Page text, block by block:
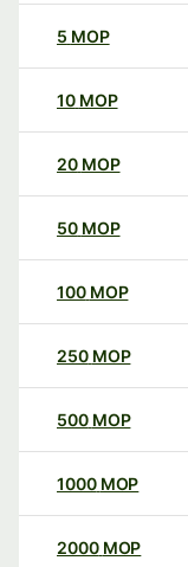
5 MOP
10 MOP
20 MOP
50 MOP
100 MOP
250 MOP
500 MOP
1000 MOP
2000 MOP